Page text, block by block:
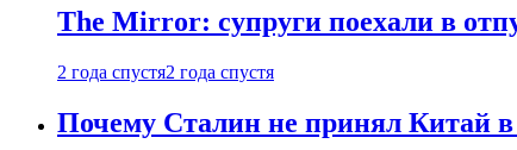
The Mirror: супруги поехали в
2 года спустя2 года спустя
Почему Сталин не принял Китай в